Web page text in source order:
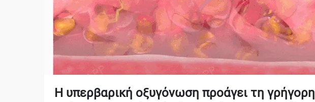
Η υπερβαρική οξυγόνωση προάγει τη γρήγορη